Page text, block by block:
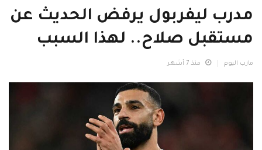
مدرب ليفربول يرفض الحديث عن
مستقبل صلاح.. لهذا السبب
مارب اليوم منذ 7 أشهر